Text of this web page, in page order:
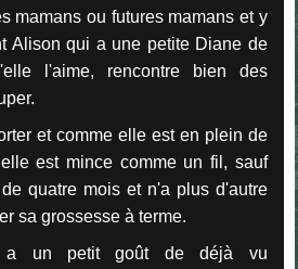
mamans ou futures mamans et y
Alison qui a une petite Diane de
l'aime, rencontre bien des
et comme elle est en plein de
est mince comme un fil, sauf
quatre mois et n'a plus d'autre
sa grossesse à terme.
un petit goût de déjà vu